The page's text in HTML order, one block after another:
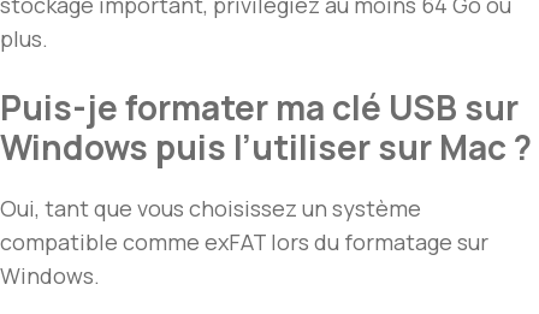
plus.
Puis-je formater ma clé USB sur
Windows puis l’utiliser sur Mac ?
Oui, tant que vous choisissez un système
compatible comme exFAT lors du formatage sur
Windows.